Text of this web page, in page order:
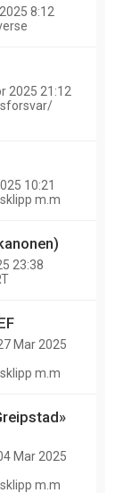
8:12
2025 21:12
10:21
m.m
23:38
Mar 2025
m.m
Mar 2025
m.m